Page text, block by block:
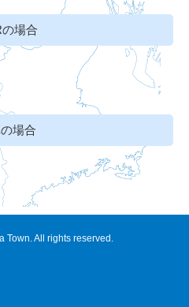
場合
場合
Town. All rights reserved.